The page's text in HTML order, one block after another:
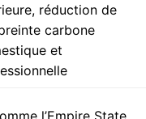
réduction de
carbone
et
l’Empire State